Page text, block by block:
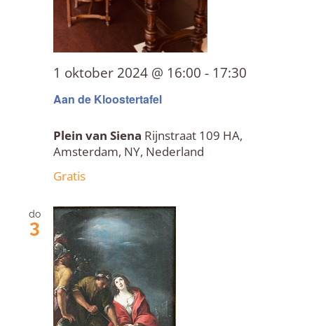
Aan de Kloostertafel
1 oktober 2024 @ 16:00 - 17:30
Plein van Siena Rijnstraat 109 HA,
Amsterdam, NY, Nederland
Gratis
do
3